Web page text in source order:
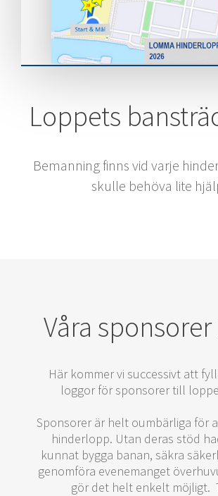
Loppets
Bemanning finns vid varje
skulle behöva lite
Våra sponsorer
Här kommer vi successivt att
loggor för sponsorer till
Sponsorer är helt oumbärliga för
hinderlopp. Utan deras stöd
kunnat bygga banan, säkra
genomföra evenemanget
gör det helt enkelt möjligt.